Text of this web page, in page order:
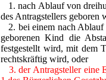
1. nach Ablauf von
des Antragstellers geboren
2. bei einem nach Ablauf
geborenen Kind die
festgestellt wird, mit dem
rechtskräftig wird, oder
3. der Antragsteller eine